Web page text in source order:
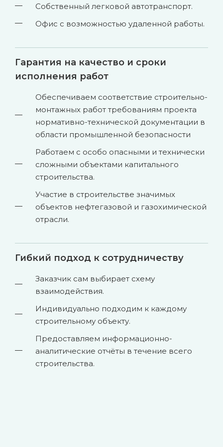
Собственный легковой автотранспорт.
Офис с возможностью удаленной работы.
Гарантия на качество и сроки
исполнения работ
Обеспечиваем соответствие строительно-
монтажных работ требованиям проекта
нормативно-технической документации в
области промышленной безопасности
Работаем с особо опасными и технически
сложными объектами капитального
строительства.
Участие в строительстве значимых
объектов нефтегазовой и газохимической
отрасли.
Гибкий подход к сотрудничеству
Заказчик сам выбирает схему
взаимодействия.
Индивидуально подходим к каждому
строительному объекту.
Предоставляем информационно-
аналитические отчёты в течение всего
строительства.